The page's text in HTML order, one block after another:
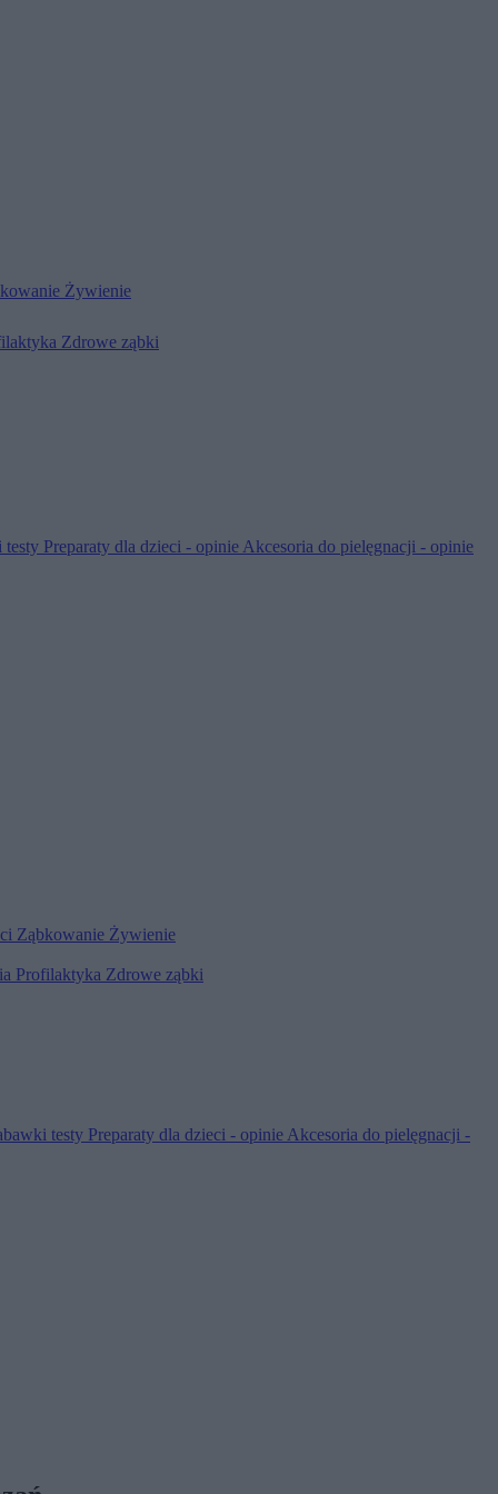
Żywienie
Zdrowe ząbki
testy Preparaty dla dzieci - opinie Akcesoria do pielęgnacji - opinie
Ząbkowanie Żywienie
Profilaktyka Zdrowe ząbki
testy Preparaty dla dzieci - opinieAkcesoria do pielęgnacji -